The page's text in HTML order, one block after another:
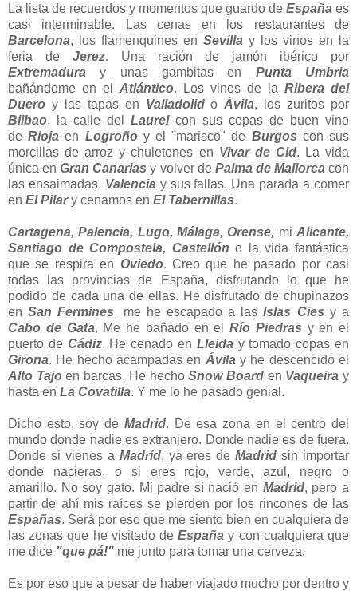
La lista de recuerdos y momentos que guardo de España es
casi interminable. Las cenas en los restaurantes de
Barcelona, los flamenquines en Sevilla y los vinos en la
feria de Jerez. Una ración de jamón ibérico por
Extremadura y unas gambitas en Punta Umbria
bañándome en el Atlántico. Los vinos de la Ribera del
Duero y las tapas en ValladolidoÁvila, los zuritos por
Bilbao, la calle del Laurelcon sus copas de buen vino
deRioja en Logroñoy el "marisco" de Burgos con sus
morcillas de arroz y chuletones en Vivar de Cid. La vida
única enGran Canarias y volver de Palma de Mallorca con
las ensaimadas. Valencia y sus fallas. Una parada a comer
en El Pilary cenamos en El Tabernillas.
Cartagena, Palencia, Lugo, Málaga, Orense, miAlicante,
Santiago de Compostela, Castellón o la vida fantástica
que se respira en Oviedo. Creo que he pasado por casi
todas las provincias de España, disfrutando lo que he
podido de cada una de ellas. He disfrutado de chupinazos
enSan Fermines, me he escapado a lasIslas Cies y a
Cabo de Gata. Me he bañado en el Río Piedras y en el
puerto de Cádiz. He cenado en Lleida y tomado copas en
Girona. He hecho acampadas en Ávila y he descencido el
Alto Tajoen barcas. He hechoSnow Boarden Vaqueira y
hasta en La Covatilla. Y me lo he pasado genial.
Dicho esto, soy de Madrid. De esa zona en el centro del
mundo donde nadie es extranjero. Donde nadie es de fuera.
Donde si vienes a Madrid, ya eres deMadrid sin importar
donde nacieras, o si eres rojo, verde, azul, negro o
amarillo. No soy gato. Mi padre sí nació en Madrid, pero a
partir de ahí mis raíces se pierden por los rincones de las
Españas. Será por eso que me siento bien en cualquiera de
las zonas que he visitado deEspaña y con cualquiera que
me dice "que pá!" me junto para tomar una cerveza.
Es por eso que a pesar de haber viajado mucho por dentro y